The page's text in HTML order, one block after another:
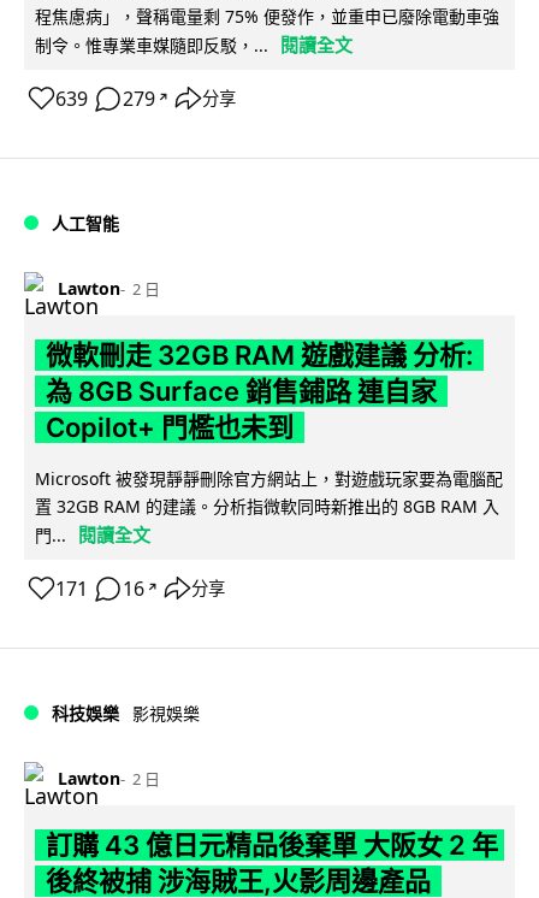
程焦慮病」，聲稱電量剩 75% 便發作，並重申已廢除電動車強
制令。惟專業車媒隨即反駁，...
閱讀全文
639 279 ↗ 分享
人工智能
Lawton 2 日
微軟刪走 32GB RAM 遊戲建議 分析:
為 8GB Surface 銷售鋪路 連自家
Copilot+ 門檻也未到
Microsoft 被發現靜靜刪除官方網站上，對遊戲玩家要為電腦配
置 32GB RAM 的建議。分析指微軟同時新推出的 8GB RAM 入
門...
閱讀全文
171 16 ↗ 分享
科技娛樂 影視娛樂
Lawton 2 日
訂購 43 億日元精品後棄單 大阪女 2 年
後終被捕 涉海賊王,火影周邊產品